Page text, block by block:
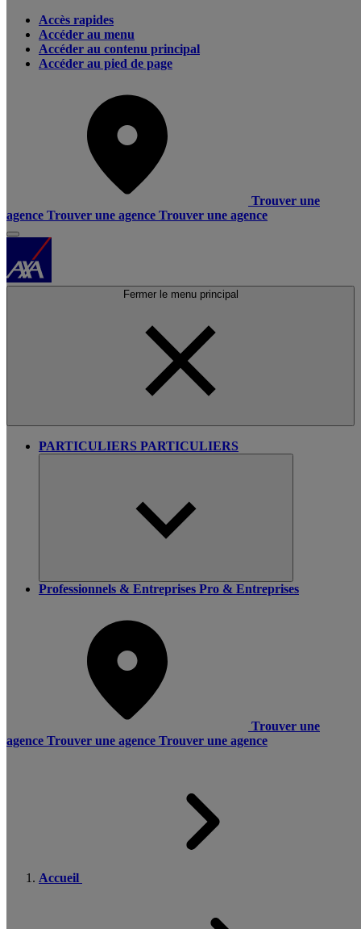
Accès rapides
Accéder au menu
Accéder au contenu principal
Accéder au pied de page
Trouver une
agence Trouver une agence Trouver une agence
Fermer le menu principal
PARTICULIERS PARTICULIERS
Professionnels & Entreprises Pro & Entreprises
Trouver une
agence Trouver une agence Trouver une agence
Accueil